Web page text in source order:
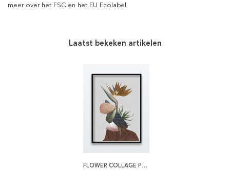
meer over het FSC en het EU Ecolabel.
Laatst bekeken artikelen
FLOWER COLLAGE POSTER